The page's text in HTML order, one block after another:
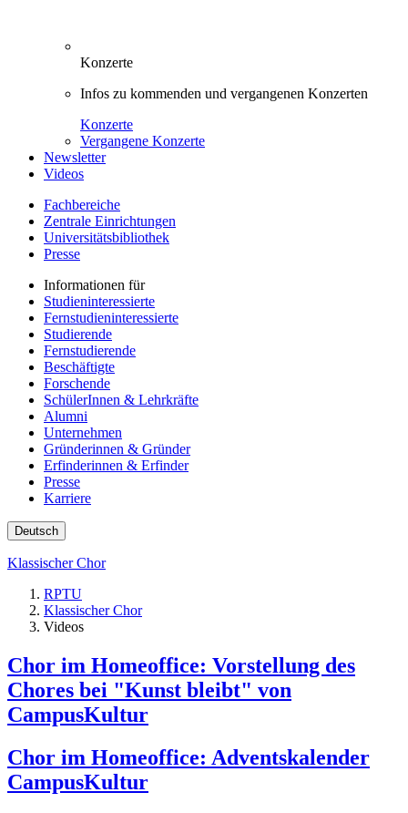
Konzerte
Infos zu kommenden und vergangenen Konzerten
Konzerte
Vergangene Konzerte
Newsletter
Videos
Fachbereiche
Zentrale Einrichtungen
Universitätsbibliothek
Presse
Informationen für
Studieninteressierte
Fernstudieninteressierte
Studierende
Fernstudierende
Beschäftigte
Forschende
SchülerInnen & Lehrkräfte
Alumni
Unternehmen
Gründerinnen & Gründer
Erfinderinnen & Erfinder
Presse
Karriere
Deutsch
Klassischer Chor
RPTU
Klassischer Chor
Videos
Chor im Homeoffice: Vorstellung des
Chores bei "Kunst bleibt" von
CampusKultur
Chor im Homeoffice: Adventskalender
CampusKultur